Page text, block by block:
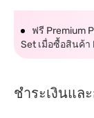
ฟรี Premium
Set เมื่อซื้อสินค้า
ชำระเงินแล